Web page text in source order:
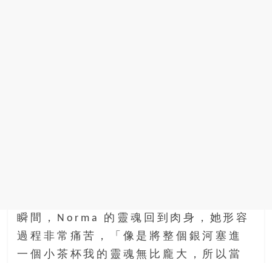
瞬間，Norma 的靈魂回到肉身，她形容
過程非常痛苦，「像是將整個銀河塞進
一個小茶杯我的靈魂無比龐大，所以當